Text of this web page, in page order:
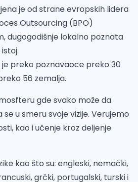
je od strane evropskih lidera
Outsourcing (BPO)
dugogodišnje lokalno poznata
je preko poznavaoce preko 30
56 zemalja.
gde svako može da
se u smeru svoje vizije. Verujemo
kao i učenje kroz deljenje
kao što su: engleski, nemački,
grčki, portugalski, turski i